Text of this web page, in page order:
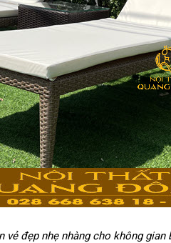
vẻ đẹp nhẹ nhàng cho không gian